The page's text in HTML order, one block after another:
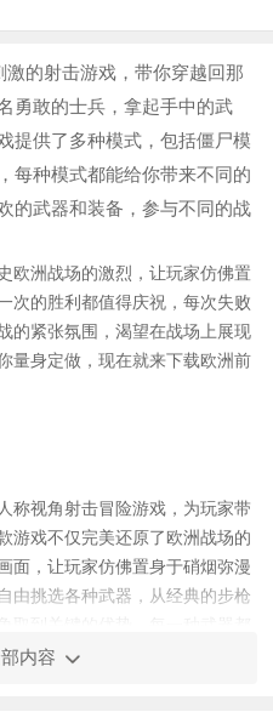
的射击游戏，带你穿越回那
勇敢的士兵，拿起手中的武
提供了多种模式，包括僵尸模
每种模式都能给你带来不同的
的武器和装备，参与不同的战
欧洲战场的激烈，让玩家仿佛置
次的胜利都值得庆祝，每次失败
的紧张氛围，渴望在战场上展现
量身定做，现在就来下载欧洲前
称视角射击冒险游戏，为玩家带
游戏不仅完美还原了欧洲战场的
面，让玩家仿佛置身于硝烟弥漫
由挑选各种武器，从经典的步枪
据自己的战术需求和战场环境来
内容